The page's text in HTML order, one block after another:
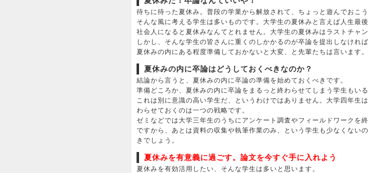
待ちに待った夏休み。普段の学業から解放されて、ちょっと遊んでおこう
そんな風に考える学生は多いものです。大学生の夏休みと言えば人生最
社会人になると夏休みなんてとれません。大学生の夏休みはラストチャン
しかし、そんな学生の皆さんに重くのしかかるのが卒論を提出しなけれ
夏休みの内にある程度準備しておかないと大変、と先輩たちは言います
夏休みの内に卒論はどうしておくべきなのか？
結論から言うと、夏休みの内に卒論の準備を始めておくべきです。
準備どころか、夏休みの内に卒論をまるっと終わらせてしまう学生もいる
これは別に意識の高い学生だ、というわけではありません。大学四年生
わらせておくのは一つの戦略です。
ゼミなどでは大学三年生のうちにアンケート調査やフィールドワークを
ですから、あとは資料の収集や執筆作業のみ、という学生も少なくない
きでしょう。
夏休みを有意義に過ごす。論文を今すぐ手に入れよう
夏休みを有効活用したい、そんな学生は多いと思います。